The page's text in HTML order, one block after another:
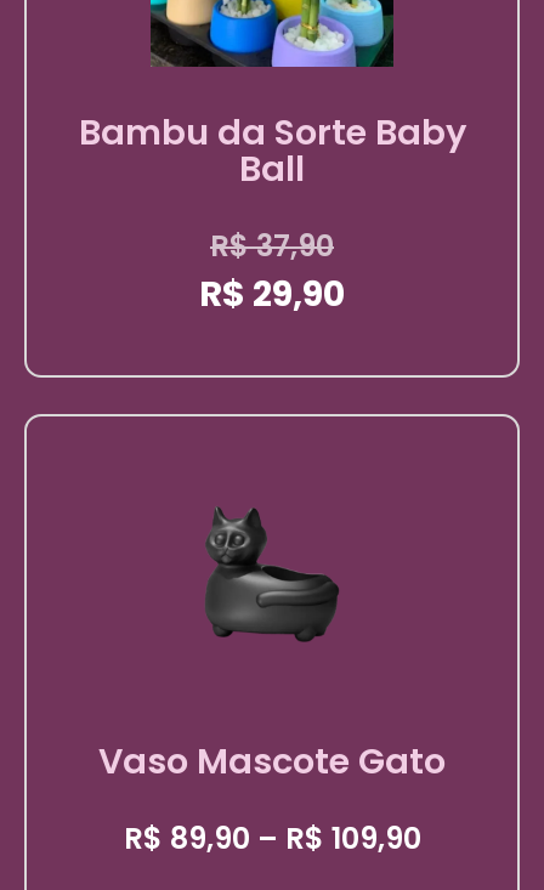
Bambu da Sorte Baby
Ball
R$37,90
R$ 29,90
Vaso Mascote Gato
R$ 89,90 – R$ 109,90